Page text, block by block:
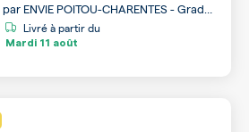
par ENVIE POITOU-CHARENTES - Grade
Livré à partir du
Mardi 11 août